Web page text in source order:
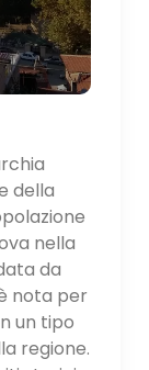
della
nella
da
nota per
un tipo
regione.